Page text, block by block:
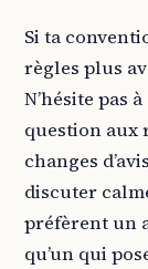
Si ta
règles plus
N’hésite pas
question aux
changes
discuter
préfèrent un
qu’un qui